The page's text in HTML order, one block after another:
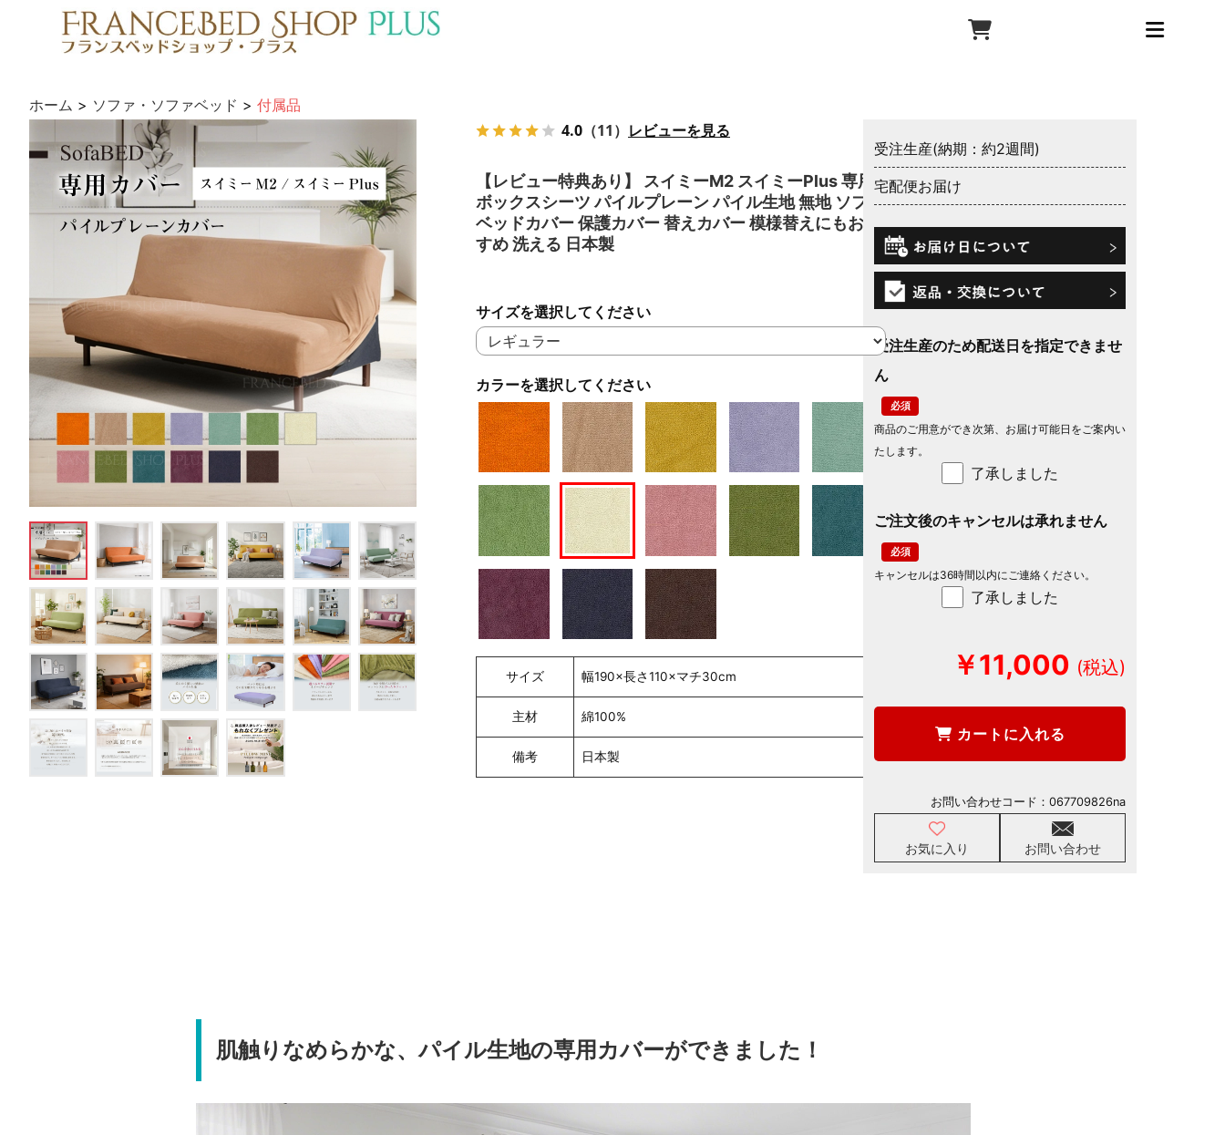
ホーム > ソファ・ソファベッド > 付属品
4.0 （11） レビューを見る
【レビュー特典あり】 スイミーM2 スイミーPlus 専用
ボックスシーツ パイルプレーン パイル生地 無地 ソファ
ベッドカバー 保護カバー 替えカバー 模様替えにもおす
すめ 洗える 日本製
カラーを選択してください
サイズを選択してください
サイズ 幅190×長さ110×マチ30cm
主材 綿100%
備考 日本製
受注生産(納期：約2週間)
宅配便お届け
受注生産のため配送日を指定できませ
ん
了承しました
商品のご用意ができ次第、お届け可能日をご案内い
たします。
ご注文後のキャンセルは承れません
了承しました
キャンセルは36時間以内にご連絡ください。
￥11,000
カートに入れる
お気に入り お問い合わせ
お問い合わせコード： 067709826na
肌触りなめらかな、パイル生地の専用カバーができました！